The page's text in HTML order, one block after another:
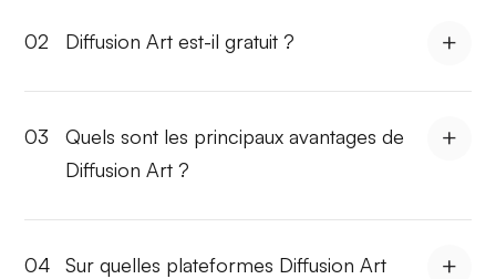
02 Diffusion Art est-il gratuit ?
03
Quels sont les principaux avantages de
Diffusion Art ?
04
Sur quelles plateformes Diffusion Art